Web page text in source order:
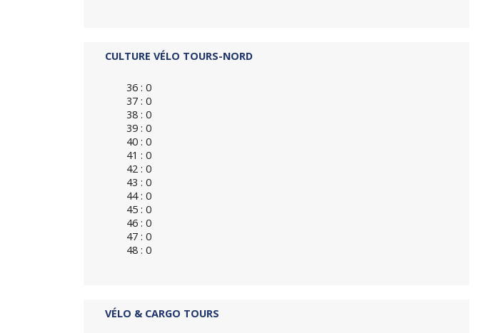
CULTURE VÉLO TOURS-NORD
36 : 0
37 : 0
38 : 0
39 : 0
40 : 0
41 : 0
42 : 0
43 : 0
44 : 0
45 : 0
46 : 0
47 : 0
48 : 0
VÉLO & CARGO TOURS